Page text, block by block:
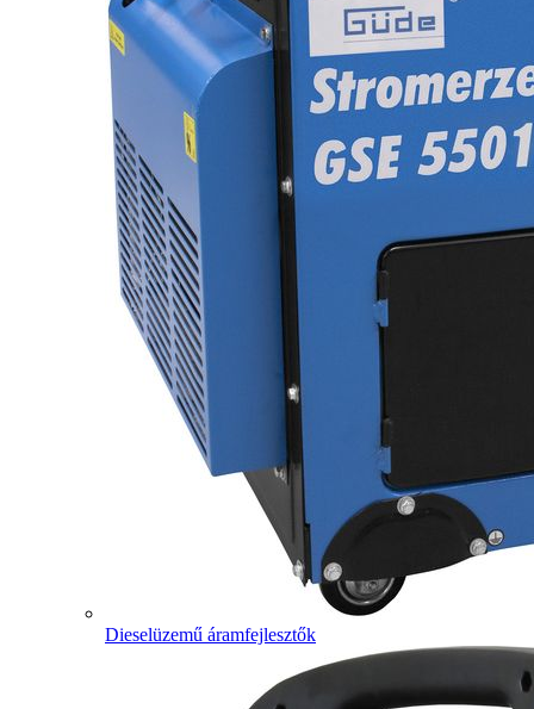
Dieselüzemű áramfejlesztők